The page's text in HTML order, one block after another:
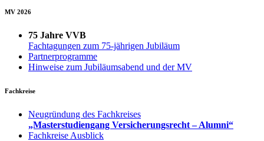
MV 2026
75 Jahre VVB
Fachtagungen zum 75-jährigen Jubiläum
Partnerprogramme
Hinweise zum Jubiläumsabend und der MV
Fachkreise
Neugründung des Fachkreises
„Masterstudiengang Versicherungsrecht – Alumni“
Fachkreise Ausblick